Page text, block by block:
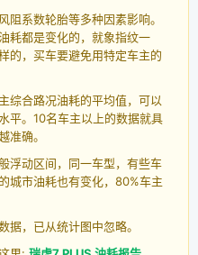
阻系数轮胎等多种因素影响。
耗都是变化的，就象指纹一
的，买车要避免用特定车主的
综合路况油耗的平均值，可以
平。10名车主以上的数据就具
准确。
浮动区间，同一车型，有些车
城市油耗也有变化，80%车主
据，已从统计图中忽略。